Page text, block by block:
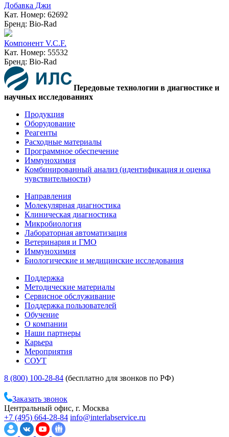
Добавка Джи
Кат. Номер: 62692
Бренд: Bio-Rad
Компонент V.C.F.
Кат. Номер: 55532
Бренд: Bio-Rad
Передовые технологии в диагностике и
научных исследованиях
Продукция
Оборудование
Реагенты
Расходные материалы
Программное обеспечение
Иммунохимия
Комбинированный анализ (идентификация и оценка
чувствительности)
Направления
Молекулярная диагностика
Клиническая диагностика
Микробиология
Лабораторная автоматизация
Ветеринария и ГМО
Иммунохимия
Биологические и медицинские исследования
Поддержка
Методические материалы
Сервисное обслуживание
Поддержка пользователей
Обучение
О компании
Наши партнеры
Карьера
Мероприятия
СОУТ
8 (800) 100-28-84 (бесплатно для звонков по РФ)
Заказать звонок
Центральный офис, г. Москва
+7 (495) 664-28-84 info@interlabservice.ru